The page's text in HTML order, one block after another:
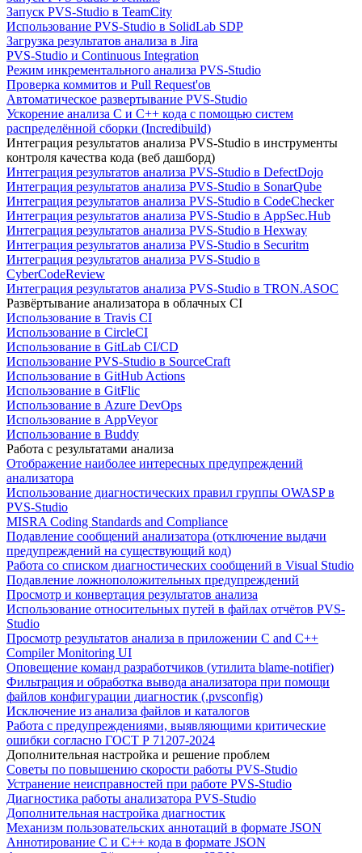
Запуск PVS-Studio в TeamCity
Использование PVS-Studio в SolidLab SDP
Загрузка результатов анализа в Jira
PVS-Studio и Continuous Integration
Режим инкрементального анализа PVS-Studio
Проверка коммитов и Pull Request'ов
Автоматическое развертывание PVS-Studio
Ускорение анализа C и C++ кода с помощью систем
распределённой сборки (Incredibuild)
Интеграция результатов анализа PVS-Studio в инструменты
контроля качества кода (веб дашборд)
Интеграция результатов анализа PVS-Studio в DefectDojo
Интеграция результатов анализа PVS-Studio в SonarQube
Интеграция результатов анализа PVS-Studio в CodeChecker
Интеграция результатов анализа PVS-Studio в AppSec.Hub
Интеграция результатов анализа PVS-Studio в Hexway
Интеграция результатов анализа PVS-Studio в Securitm
Интеграция результатов анализа PVS-Studio в
CyberCodeReview
Интеграция результатов анализа PVS-Studio в TRON.ASOC
Развёртывание анализатора в облачных CI
Использование в Travis CI
Использование в CircleCI
Использование в GitLab CI/CD
Использование PVS-Studio в SourceCraft
Использование в GitHub Actions
Использование в GitFlic
Использование в Azure DevOps
Использование в AppVeyor
Использование в Buddy
Работа с результатами анализа
Отображение наиболее интересных предупреждений
анализатора
Использование диагностических правил группы OWASP в
PVS-Studio
MISRA Coding Standards and Compliance
Подавление сообщений анализатора (отключение выдачи
предупреждений на существующий код)
Работа со списком диагностических сообщений в Visual Studio
Подавление ложноположительных предупреждений
Просмотр и конвертация результатов анализа
Использование относительных путей в файлах отчётов PVS-
Studio
Просмотр результатов анализа в приложении C and C++
Compiler Monitoring UI
Оповещение команд разработчиков (утилита blame-notifier)
Фильтрация и обработка вывода анализатора при помощи
файлов конфигурации диагностик (.pvsconfig)
Исключение из анализа файлов и каталогов
Работа с предупреждениями, выявляющими критические
ошибки согласно ГОСТ Р 71207-2024
Дополнительная настройка и решение проблем
Советы по повышению скорости работы PVS-Studio
Устранение неисправностей при работе PVS-Studio
Диагностика работы анализатора PVS-Studio
Дополнительная настройка диагностик
Механизм пользовательских аннотаций в формате JSON
Аннотирование C и C++ кода в формате JSON